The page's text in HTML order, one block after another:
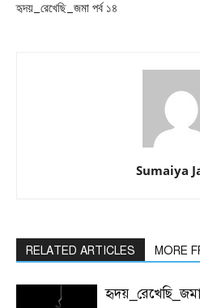
হৃদয়_রেখেছি_জমা পর্ব ১৪
Sumaiya
RELATED ARTICLES MORE